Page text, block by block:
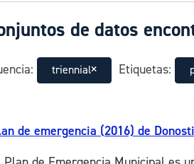
de datos
triennial Etiquetas:
de emergencia (2016) de